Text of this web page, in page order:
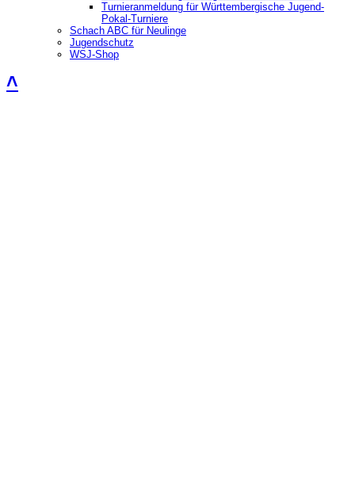
Turnieranmeldung für Württembergische Jugend-
Pokal-Turniere
Schach ABC für Neulinge
Jugendschutz
WSJ-Shop
˄